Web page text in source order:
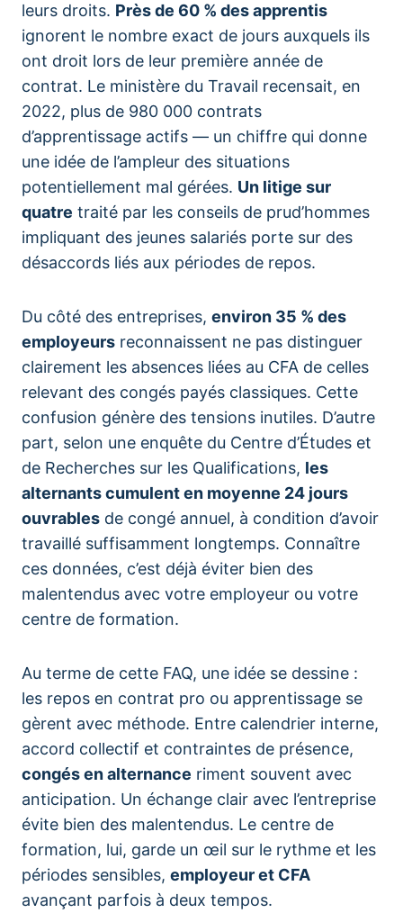
leurs droits. Près de 60 % des apprentis
ignorent le nombre exact de jours auxquels ils
ont droit lors de leur première année de
contrat. Le ministère du Travail recensait, en
2022, plus de 980 000 contrats
d’apprentissage actifs — un chiffre qui donne
une idée de l’ampleur des situations
potentiellement mal gérées. Un litige sur
quatre traité par les conseils de prud’hommes
impliquant des jeunes salariés porte sur des
désaccords liés aux périodes de repos.
Du côté des entreprises, environ 35 % des
employeurs reconnaissent ne pas distinguer
clairement les absences liées au CFA de celles
relevant des congés payés classiques. Cette
confusion génère des tensions inutiles. D’autre
part, selon une enquête du Centre d’Études et
de Recherches sur les Qualifications, les
alternants cumulent en moyenne 24 jours
ouvrables de congé annuel, à condition d’avoir
travaillé suffisamment longtemps. Connaître
ces données, c’est déjà éviter bien des
malentendus avec votre employeur ou votre
centre de formation.
Au terme de cette FAQ, une idée se dessine :
les repos en contrat pro ou apprentissage se
gèrent avec méthode. Entre calendrier interne,
accord collectif et contraintes de présence,
congés en alternance riment souvent avec
anticipation. Un échange clair avec l’entreprise
évite bien des malentendus. Le centre de
formation, lui, garde un œil sur le rythme et les
périodes sensibles, employeur et CFA
avançant parfois à deux tempos.